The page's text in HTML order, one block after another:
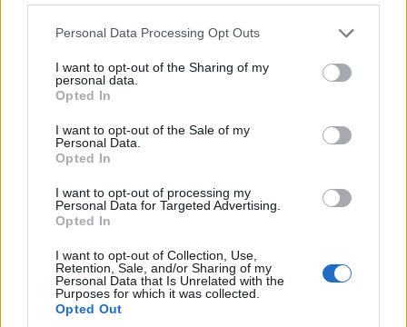
Please note that this website/app uses one or more Google
not limited to your visit or usage behaviour. You may click to
grant or deny consent to Google and its third-party tags to
use your data for below specified purposes in below Google
consent section.
Personal Data Processing Opt Outs
I want to opt-out of the Sharing of my
personal data.
Opted In
I want to opt-out of the Sale of my
Personal Data.
Opted In
I want to opt-out of processing my
Personal Data for Targeted Advertising.
Opted In
I want to opt-out of Collection, Use,
Retention, Sale, and/or Sharing of my
Personal Data that Is Unrelated with the
Purposes for which it was collected.
Opted Out
Η λύρα θα ηχήσει στη Βεγόρα της Φλώρινας, στο
μεγάλο ποντιακό γλέντι